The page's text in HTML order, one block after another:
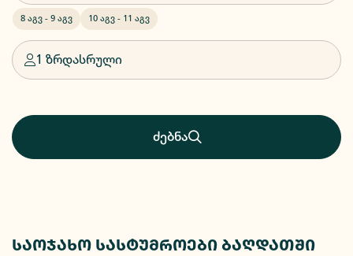
8 აგვ - 9 აგვ 10 აგვ - 11 აგვ
1 ზრდასრული
ძებნა
საოჯახო სასტუმროები ბაღდათში